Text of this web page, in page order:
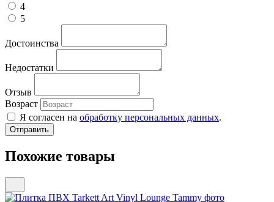
4
5
Достоинства
Недостатки
Отзыв
Возраст
Я согласен на обработку персональных данных.
Похожие товары